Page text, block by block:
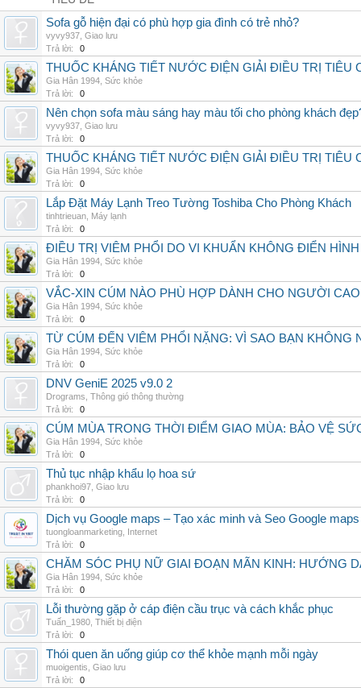
Sofa gỗ hiện đại có phù hợp gia đình có trẻ nhỏ?
vyvy937 Giao lưu
Trả lời:
0
THUỐC KHÁNG TIẾT NƯỚC ĐIỆN GIẢI ĐIỀU TRỊ TIÊU
Gia Hân 1994 Sức khỏe
Trả lời:
0
Nên chọn sofa màu sáng hay màu tối cho phòng khách
vyvy937 Giao lưu
Trả lời:
0
THUỐC KHÁNG TIẾT NƯỚC ĐIỆN GIẢI ĐIỀU TRỊ TIÊU
Gia Hân 1994 Sức khỏe
Trả lời:
0
Lắp Đặt Máy Lạnh Treo Tường Toshiba Cho Phòng Khách
tinhtrieuan Máy lạnh
Trả lời:
0
ĐIỀU TRỊ VIÊM PHỔI DO VI KHUẨN KHÔNG ĐIỂN
Gia Hân 1994 Sức khỏe
Trả lời:
0
VẮC-XIN CÚM NÀO PHÙ HỢP DÀNH CHO NGƯỜI
Gia Hân 1994 Sức khỏe
Trả lời:
0
TỪ CÚM ĐẾN VIÊM PHỔI NẶNG: VÌ SAO BẠN KHÔNG
Gia Hân 1994 Sức khỏe
Trả lời:
0
DNV GeniE 2025 v9.0 2
Drograms Thông gió thông thường
Trả lời:
0
CÚM MÙA TRONG THỜI ĐIỂM GIAO MÙA: BẢO VỆ
Gia Hân 1994 Sức khỏe
Trả lời:
0
Thủ tục nhập khẩu lọ hoa sứ
phankhoi97 Giao lưu
Trả lời:
0
Dịch vụ Google maps – Tạo xác minh và Seo Google
tuongloanmarketing Internet
Trả lời:
0
CHĂM SÓC PHỤ NỮ GIAI ĐOẠN MÃN KINH: HƯỚNG
Gia Hân 1994 Sức khỏe
Trả lời:
0
Lỗi thường gặp ở cáp điện cầu trục và cách khắc phục
Tuấn_1980 Thiết bị điện
Trả lời:
0
Thói quen ăn uống giúp cơ thể khỏe mạnh mỗi ngày
muoigentis Giao lưu
Trả lời:
0